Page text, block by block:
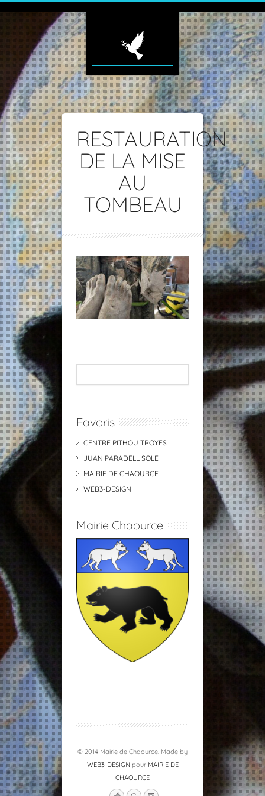
RESTAURATION
DE LA MISE
AU
TOMBEAU
Favoris
CENTRE PITHOU TROYES
JUAN PARADELL SOLE
MAIRIE DE CHAOURCE
WEB3-DESIGN
Mairie Chaource
© 2014 Mairie de Chaource. Made by
WEB3-DESIGN pour MAIRIE DE
CHAOURCE